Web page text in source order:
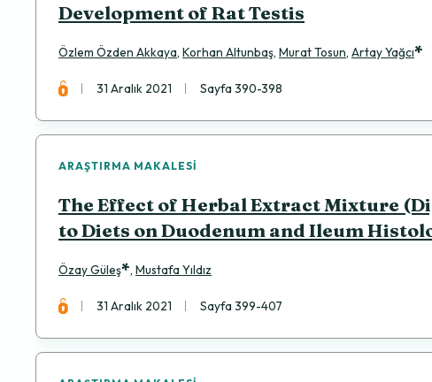
Development of Rat Testis
Özlem Özden Akkaya, Korhan Altunbaş, Murat Tosun, Artay Yağcı*
31 Aralık 2021 Sayfa 390-398
ARAŞTIRMA MAKALESI
The Effect of Herbal Extract Mixture
to Diets on Duodenum and Ileum
Özay Güleş*, Mustafa Yıldız
31 Aralık 2021 Sayfa 399-407